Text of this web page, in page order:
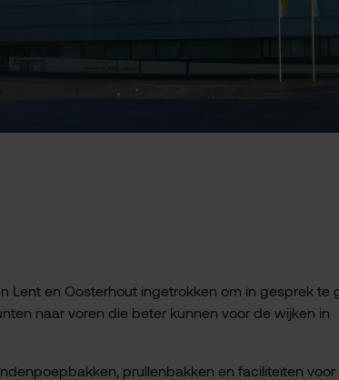
Lent en Oosterhout ingetrokken om in gesprek te
naar voren die beter kunnen voor de wijken in
prullenbakken en faciliteiten voor